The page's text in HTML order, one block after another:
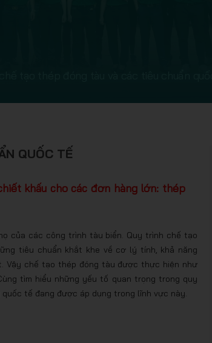
QUỐC TẾ
khấu cho các đơn hàng lớn: thép
của các công trình tàu biển. Quy trình chế tạo
tiêu chuẩn khắt khe về cơ lý tính, khả năng
Vậy chế tạo thép đóng tàu được thực hiện như
tìm hiểu những yếu tố quan trọng trong quy
tế đang được áp dụng trong lĩnh vực này.